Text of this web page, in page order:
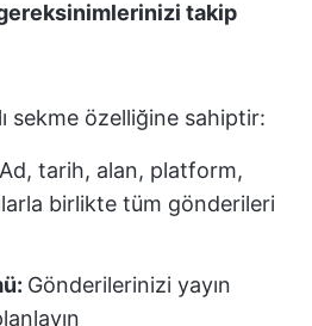
takip
sekme özelliğine sahiptir:
Ad, tarih, alan, platform,
birlikte tüm gönderileri
Gönderilerinizi yayın